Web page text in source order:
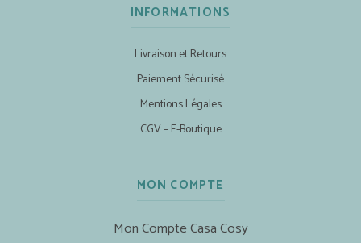
INFORMATIONS
Livraison et Retours
Paiement Sécurisé
Mentions Légales
CGV – E-Boutique
MON COMPTE
Mon Compte Casa Cosy